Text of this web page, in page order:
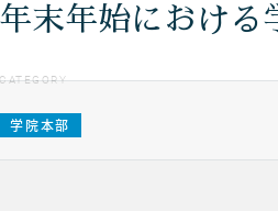
年末年始における
CATEGORY
学院本部